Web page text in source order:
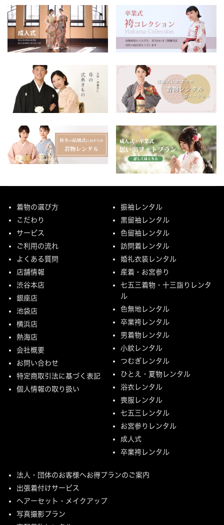
着物の選び方
こだわり
サービス
ご利用の流れ
よくある質問
店舗情報
渋谷本店
銀座店
池袋店
横浜店
熱海店
会社概要
お問い合わせ
特定商取引法に基づく表記
個人情報の取り扱い
振袖レンタル
黒留袖レンタル
色留袖レンタル
訪問着レンタル
婚礼衣装レンタル
産着・お宮参り
七五三着物・十三詣りレンタ
ル
色無地レンタル
卒業袴レンタル
男着物レンタル
小紋レンタル
つむぎレンタル
ひとえ・夏物レンタル
浴衣レンタル
喪服レンタル
七五三レンタル
お宮参りレンタル
成人式
卒業袴レンタル
法人・団体のお客様へお得プランのご案内
出張着付けサービス
ヘアーセット・メイクアップ
写真撮影プラン